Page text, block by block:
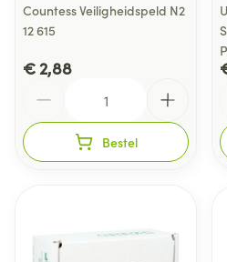
Countess Veiligheidspeld N2
12 615
€ 2,88
Bestel